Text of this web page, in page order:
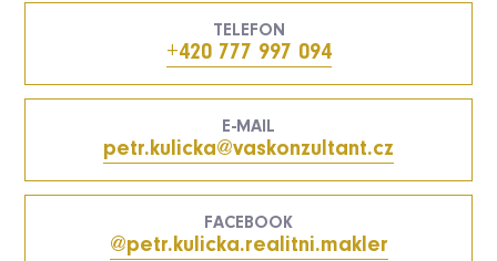
TELEFON
+420 777 997 094
E-MAIL
petr.kulicka@vaskonzultant.cz
FACEBOOK
@petr.kulicka.realitni.makler